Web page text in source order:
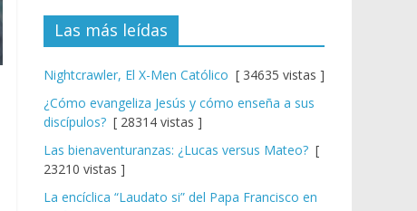
Las más leídas
Nightcrawler, El X-Men Católico [ 34635 vistas ]
¿Cómo evangeliza Jesús y cómo enseña a sus
discípulos? [ 28314 vistas ]
Las bienaventuranzas: ¿Lucas versus Mateo? [
23210 vistas ]
La encíclica “Laudato si” del Papa Francisco en